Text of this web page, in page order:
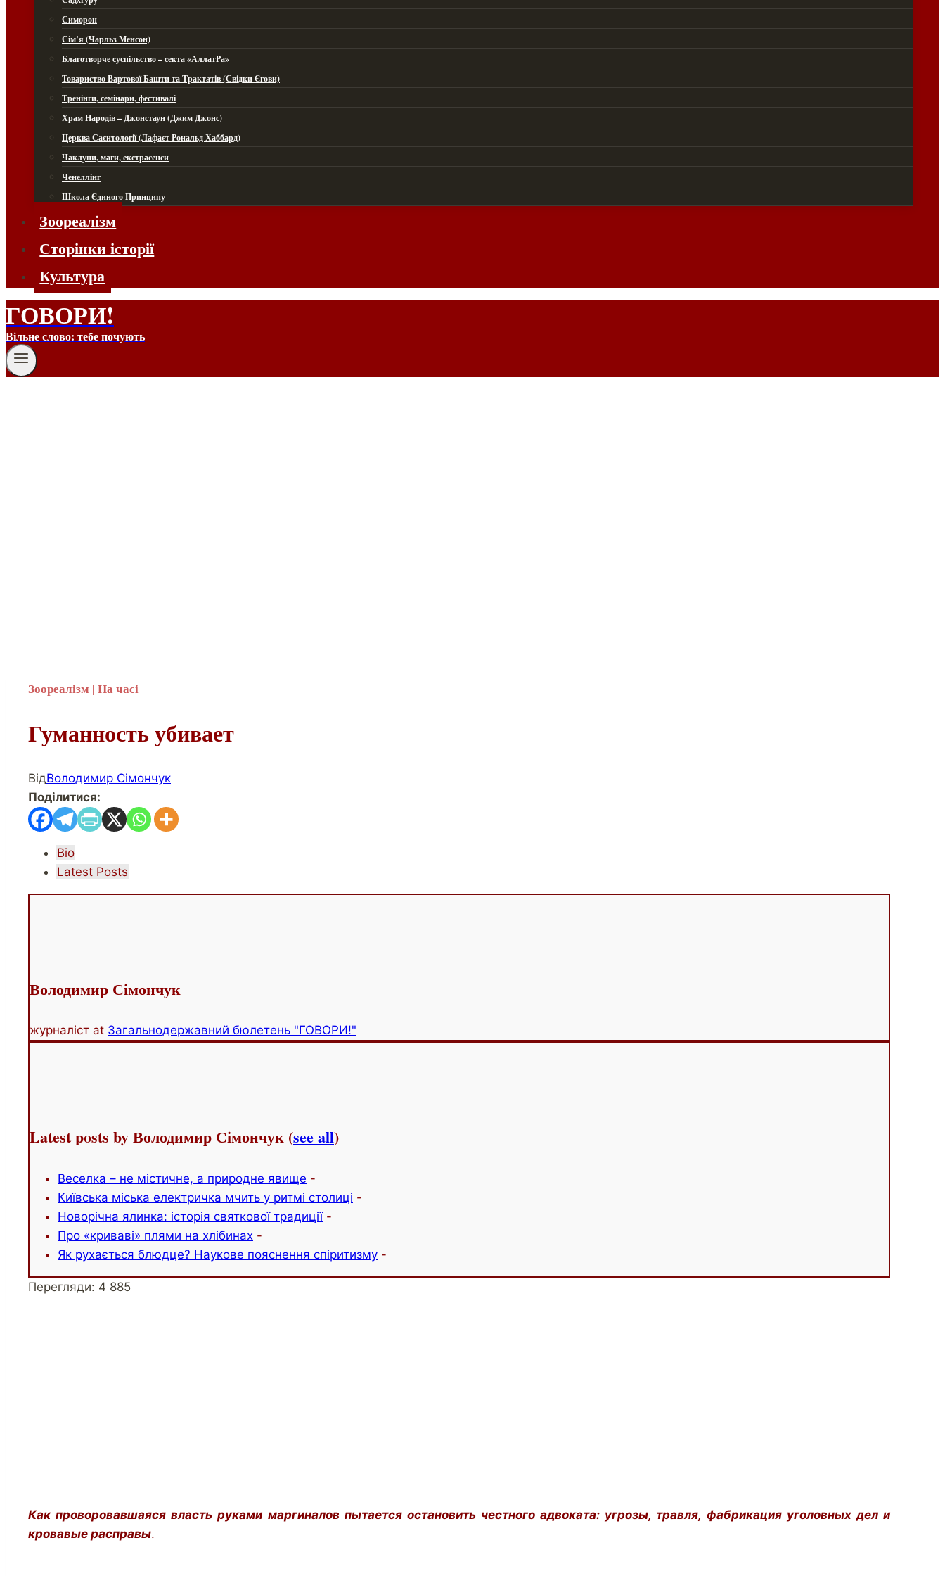
Симорон
Сім’я (Чарльз Менсон)
Благотворче суспільство – секта «АллатРа»
Товариство Вартової Башти та Трактатів (Свідки Єгови)
Тренінги, семінари, фестивалі
Храм Народів – Джонстаун (Джим Джонс)
Церква Саєнтології (Лафаєт Рональд Хаббард)
Чаклуни, маги, екстрасенси
Ченеллінг
Школа Єдиного Принципу
Зоореалізм
Сторінки історії
Культура
ГОВОРИ!
Вільне слово: тебе почують
Зоореалізм | На часі
Гуманность убивает
ВідВолодимир Сімончук
Поділитися:
The
following
Bio
Latest Posts
Володимир Сімончук
журналіст at Загальнодержавний бюлетень "ГОВОРИ!"
Latest posts by Володимир Сімончук (see all)
Веселка – не містичне, а природне явище -
Київська міська електричка мчить у ритмі столиці -
Новорічна ялинка: історія святкової традиції-
Про «криваві» плями на хлібинах -
Як рухається блюдце? Наукове пояснення спіритизму -
Перегляди: 4 885
Как проворовавшаяся власть руками маргиналов пытается остановить честного адвоката: угрозы, травля, фабрикация уголовных дел и
кровавые расправы.